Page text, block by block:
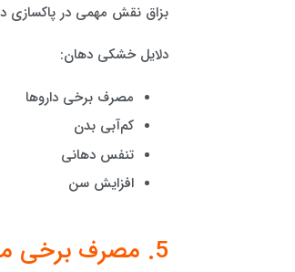
بزاق نقش مهمی در پاکسازی
دلایل خشکی دهان:
مصرف برخی داروها
کم‌آبی بدن
تنفس دهانی
افزایش سن
5. مصرف برخی مواد غذایی